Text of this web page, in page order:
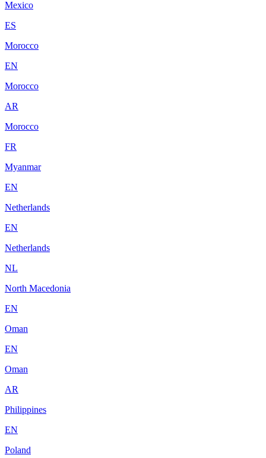
Mexico
ES
Morocco
EN
Morocco
AR
Morocco
FR
Myanmar
EN
Netherlands
EN
Netherlands
NL
North Macedonia
EN
Oman
EN
Oman
AR
Philippines
EN
Poland